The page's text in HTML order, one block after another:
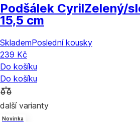
Podšálek CyrilZelený/
15,5 cm
SklademPoslední kousky
239 Kč
Do košíku
Do košíku
další varianty
Novinka